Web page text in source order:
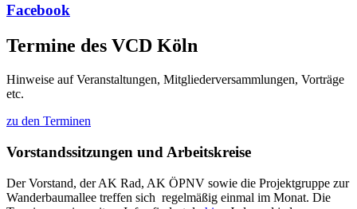
Facebook
Termine des VCD Köln
Hinweise auf Veranstaltungen, Mitgliederversammlungen, Vorträge
etc.
zu den Terminen
Vorstandssitzungen und Arbeitskreise
Der Vorstand, der AK Rad, AK ÖPNV sowie die Projektgruppe zur
Wanderbaumallee treffen sich regelmäßig einmal im Monat. Die